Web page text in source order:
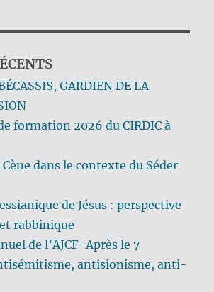
GARDIEN DE LA
formation 2026 du CIRDIC à
dans le contexte du Séder
de Jésus : perspective
rabbinique
de l’AJCF-Après le 7
antisionisme, anti-